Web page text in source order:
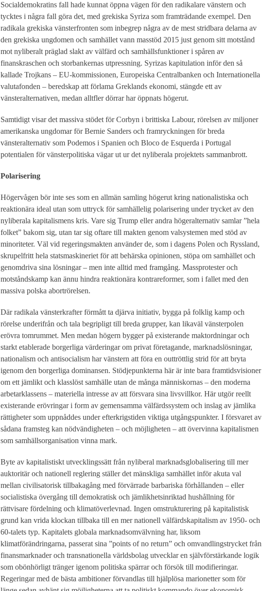
Socialdemokratins fall hade kunnat öppna vägen för den radikalare vänstern och
tycktes i några fall göra det, med grekiska Syriza som framträdande exempel. Den
radikala grekiska vänsterfronten som inbegrep några av de mest stridbara delarna av
den grekiska ungdomen och samhället vann masstöd 2015 just genom sitt motstånd
mot nyliberalt präglad slakt av välfärd och samhällsfunktioner i spåren av
finanskraschen och storbankernas utpressning. Syrizas kapitulation inför den så
kallade Trojkans – EU-kommissionen, Europeiska Centralbanken och Internationella
valutafonden – beredskap att förlama Greklands ekonomi, stängde ett av
vänsteralternativen, medan alltfler dörrar har öppnats högerut.
Samtidigt visar det massiva stödet för Corbyn i brittiska Labour, rörelsen av miljoner
amerikanska ungdomar för Bernie Sanders och framryckningen för breda
vänsteralternativ som Podemos i Spanien och Bloco de Esquerda i Portugal
potentialen för vänsterpolitiska vägar ut ur det nyliberala projektets sammanbrott.
Polarisering
Högervågen bör inte ses som en allmän samling högerut kring nationalistiska och
reaktionära ideal utan som uttryck för samhällelig polarisering under trycket av den
nyliberala kapitalismens kris. Vare sig Trump eller andra högeralternativ samlar ”hela
folket” bakom sig, utan tar sig oftare till makten genom valsystemen med stöd av
minoriteter. Väl vid regeringsmakten använder de, som i dagens Polen och Ryssland,
skrupelfritt hela statsmaskineriet för att behärska opinionen, stöpa om samhället och
genomdriva sina lösningar – men inte alltid med framgång. Massprotester och
motståndskamp kan ännu hindra reaktionära kontrareformer, som i fallet med den
massiva polska abortrörelsen.
Där radikala vänsterkrafter förmått ta djärva initiativ, bygga på folklig kamp och
rörelse underifrån och tala begripligt till breda grupper, kan likaväl vänsterpolen
erövra tomrummet. Men medan högern bygger på existerande maktordningar och
starkt etablerade borgerliga värderingar om privat företagande, marknadslösningar,
nationalism och antisocialism har vänstern att föra en outtröttlig strid för att bryta
igenom den borgerliga dominansen. Stödjepunkterna här är inte bara framtidsvisioner
om ett jämlikt och klasslöst samhälle utan de många människornas – den moderna
arbetarklassens – materiella intresse av att försvara sina livsvillkor. Här utgör reellt
existerande erövringar i form av gemensamma välfärdssystem och inslag av jämlika
rättigheter som uppnåddes under efterkrigstiden viktiga utgångspunkter. I försvaret av
sådana framsteg kan nödvändigheten – och möjligheten – att övervinna kapitalismen
som samhällsorganisation vinna mark.
Byte av kapitalistiskt utvecklingssätt från nyliberal marknadsglobalisering till mer
auktoritär och nationell reglering ställer det mänskliga samhället inför akuta val
mellan civilisatorisk tillbakagång med förvärrade barbariska förhållanden – eller
socialistiska övergång till demokratisk och jämlikhetsinriktad hushållning för
rättvisare fördelning och klimatöverlevnad. Ingen omstrukturering på kapitalistisk
grund kan vrida klockan tillbaka till en mer nationell välfärdskapitalism av 1950- och
60-talets typ. Kapitalets globala marknadsomvälvning har, liksom
klimatförändringarna, passerat sina ”points of no return” och omvandlingstrycket från
finansmarknader och transnationella världsbolag utvecklar en självförstärkande logik
som obönhörligt tränger igenom politiska spärrar och försök till modifieringar.
Regeringar med de bästa ambitioner förvandlas till hjälplösa marionetter som för